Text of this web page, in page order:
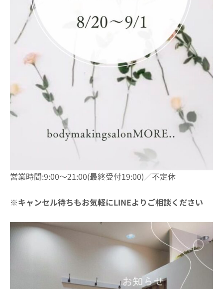
営業時間:9:00〜21:00(最終受付19:00)／不定休
※キャンセル待ちもお気軽にLINEよりご相談ください